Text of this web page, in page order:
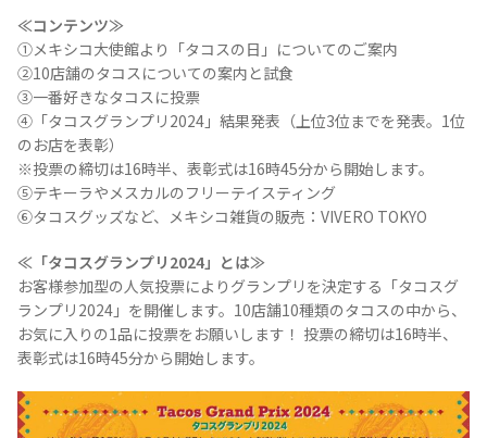
About テキーラとは
テキーラのつくり方 テキーラマーケット
テキーラの飲み方 テキーラマップ
メキシコ料理 メキシコ旅行
メキシコの記念日 トピックス
イベント一覧
テキーラ・メスカルが 飲めるバー
＆レストラン
お問合せ プライバシーポリシー サイトマップ
≪コンテンツ≫
①メキシコ大使館より「タコスの日」についてのご案内
②10店舗のタコスについての案内と試食
③一番好きなタコスに投票
④「タコスグランプリ2024」結果発表（上位3位までを発表。1位
のお店を表彰）
※投票の締切は16時半、表彰式は16時45分から開始します。
⑤テキーラやメスカルのフリーテイスティング
⑥タコスグッズなど、メキシコ雑貨の販売：VIVERO TOKYO
≪「タコスグランプリ2024」とは≫
お客様参加型の人気投票によりグランプリを決定する「タコスグ
ランプリ2024」を開催します。10店舗10種類のタコスの中から、
お気に入りの1品に投票をお願いします！ 投票の締切は16時半、
表彰式は16時45分から開始します。